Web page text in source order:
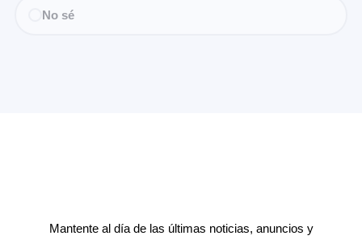
No sé
Mantente al día de las últimas noticias, anuncios y